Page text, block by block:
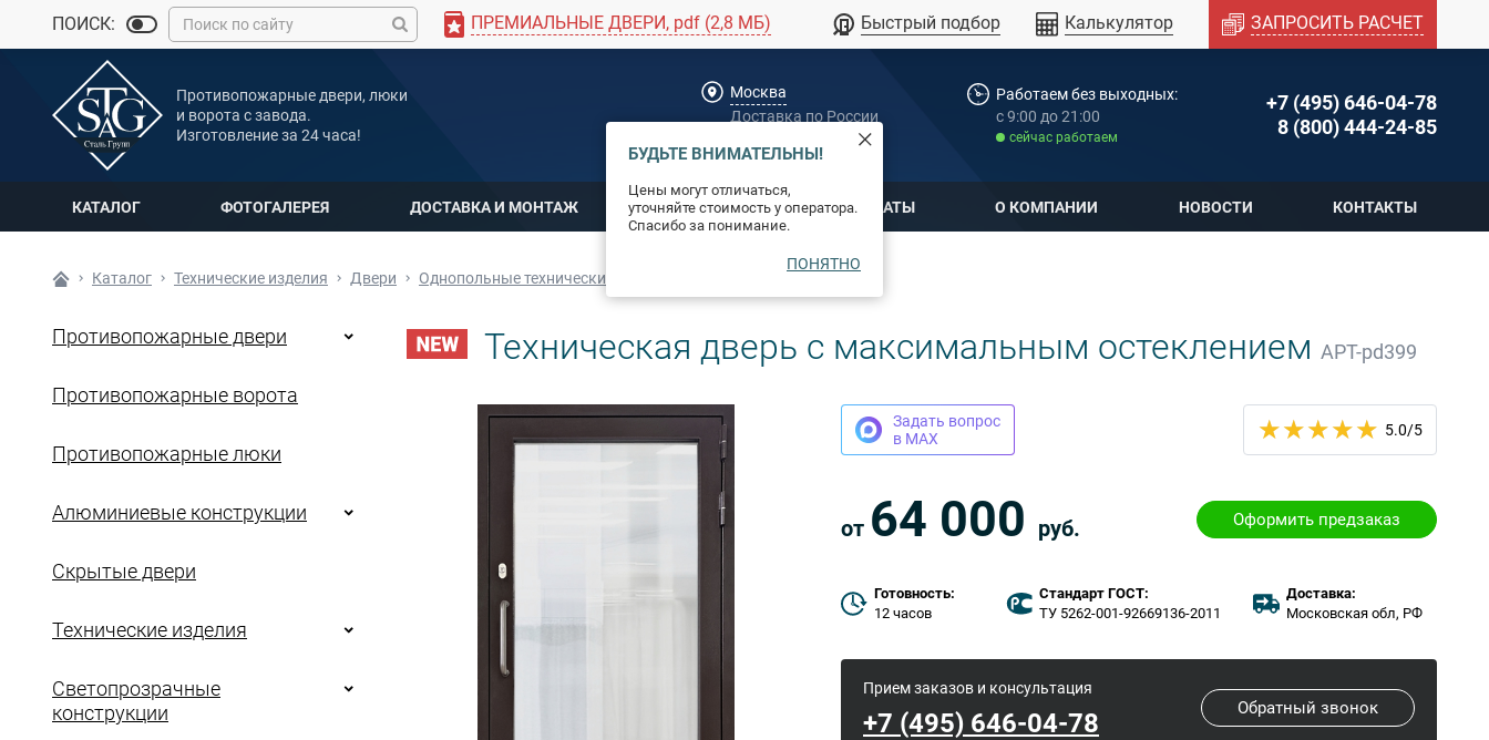
ПОИСК: ПРЕМИАЛЬНЫЕ ДВЕРИ, pdf (2,8 МБ) Быстрый подбор Калькулятор ЗАПРОСИТЬ РАСЧЕТ
Противопожарные двери, люки
и ворота с завода.
Изготовление за 24 часа!
Москва
Доставка по России
Работаем без выходных:
c 9:00 до 21:00
cейчас работаем
+7 (495) 646-04-78
8 (800) 444-24-85
КАТАЛОГ ФОТОГАЛЕРЕЯ ДОСТАВКА И МОНТАЖ ОПЛАТА СЕРТИФИКАТЫ О КОМПАНИИ НОВОСТИ КОНТАКТЫ
БУДЬТЕ ВНИМАТЕЛЬНЫ!
Цены могут отличаться,
уточняйте стоимость у оператора.
Спасибо за понимание.
ПОНЯТНО
Каталог
Технические изделия Двери Однопольные технические двери
Противопожарные двери
Противопожарные ворота
Противопожарные люки
Алюминиевые конструкции
Скрытые двери
Технические изделия
Светопрозрачные
конструкции
Техническая дверь с максимальным остеклением АРТ-pd399
Задать вопрос
в MAX
5.0/5
от 64 000 руб. Оформить предзаказ
Готовность:
12 часов
Стандарт ГОСТ:
ТУ 5262-001-92669136-2011
Доставка:
Московская обл, РФ
Прием заказов и консультация
+7 (495) 646-04-78 Обратный звонок
MAX
Мы онлайн